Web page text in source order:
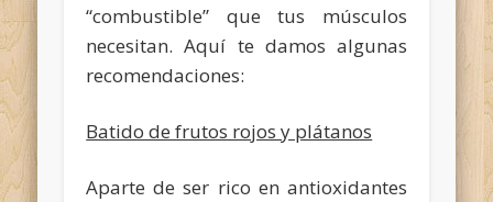
“combustible” que tus músculos
necesitan. Aquí te damos algunas
recomendaciones:
Batido de frutos rojos y plátanos
Aparte de ser rico en antioxidantes